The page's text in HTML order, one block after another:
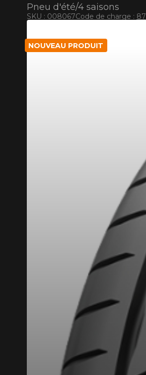
Pneu d'été/4 saisons
SKU : 008067Code de charge : 87
NOUVEAU PRODUIT
RABAIS10